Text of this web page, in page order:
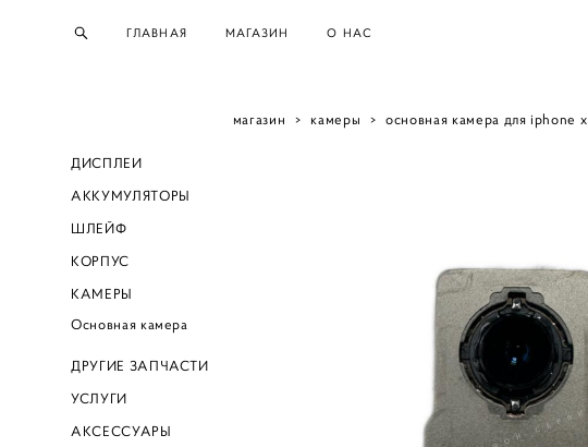
ГЛАВНАЯ МАГАЗИН О НАС
ДИСПЛЕИ
АККУМУЛЯТОРЫ
ШЛЕЙФ
КОРПУС
КАМЕРЫ
Основная камера
ДРУГИЕ ЗАПЧАСТИ
УСЛУГИ
АКСЕССУАРЫ
магазин > камеры > основная камера для iphone x